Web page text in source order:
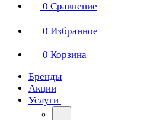
0 Сравнение
0 Избранное
0 Корзина
Бренды
Акции
Услуги